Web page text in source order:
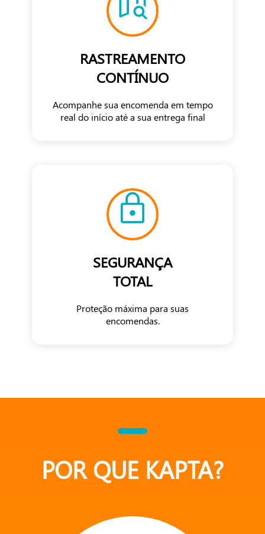
RASTREAMENTO
CONTÍNUO
Acompanhe sua encomenda em tempo
real do início até a sua entrega final
SEGURANÇA
TOTAL
Proteção máxima para suas
encomendas.
POR QUE KAPTA?